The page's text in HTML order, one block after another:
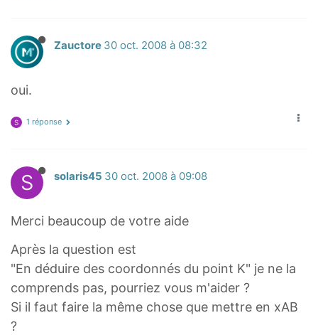
{
A
}
=
v
e
c
{
A
B
}
+
y
Zauctore 30 oct. 2008 à 08:32
oui.
S 1 réponse
S solaris45 30 oct. 2008 à 09:08
Merci beaucoup de votre aide
Après la question est
"En déduire des coordonnés du point K" je ne la
comprends pas, pourriez vous m'aider ?
Si il faut faire la même chose que mettre en xAB
?